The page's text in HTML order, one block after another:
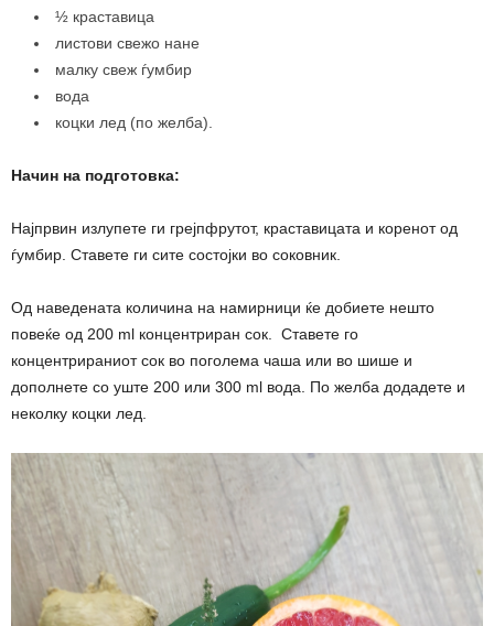
½ краставица
листови свежо нане
малку свеж ѓумбир
вода
коцки лед (по желба).
Начин на подготовка:
Најпрвин излупете ги грејпфрутот, краставицата и коренот од
ѓумбир. Ставете ги сите состојки во соковник.
Од наведената количина на намирници ќе добиете нешто
повеќе од 200 ml концентриран сок. Ставете го
концентрираниот сок во поголема чаша или во шише и
дополнете со уште 200 или 300 ml вода. По желба додадете и
неколку коцки лед.